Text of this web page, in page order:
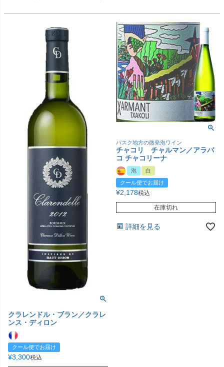
クラレンドル・ブラン／クラレ
ンス・ディロン
クール便でお届け
¥3,300税込
バスク地方の微発泡ワイン
チャコリ チャルマン／アラバ
コ チャコリーナ
泡
白
クール便でお届け
¥2,178税込
在庫切れ
詳細を見る